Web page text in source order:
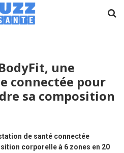
une
connectée pour
sa composition
de santé connectée
corporelle à 6 zones en 20